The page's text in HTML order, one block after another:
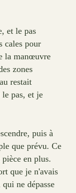
et le pas
cales pour
la manœuvre
zones
restait
pas, et je
puis à
que prévu. Ce
en plus.
que je n'avais
ne dépasse